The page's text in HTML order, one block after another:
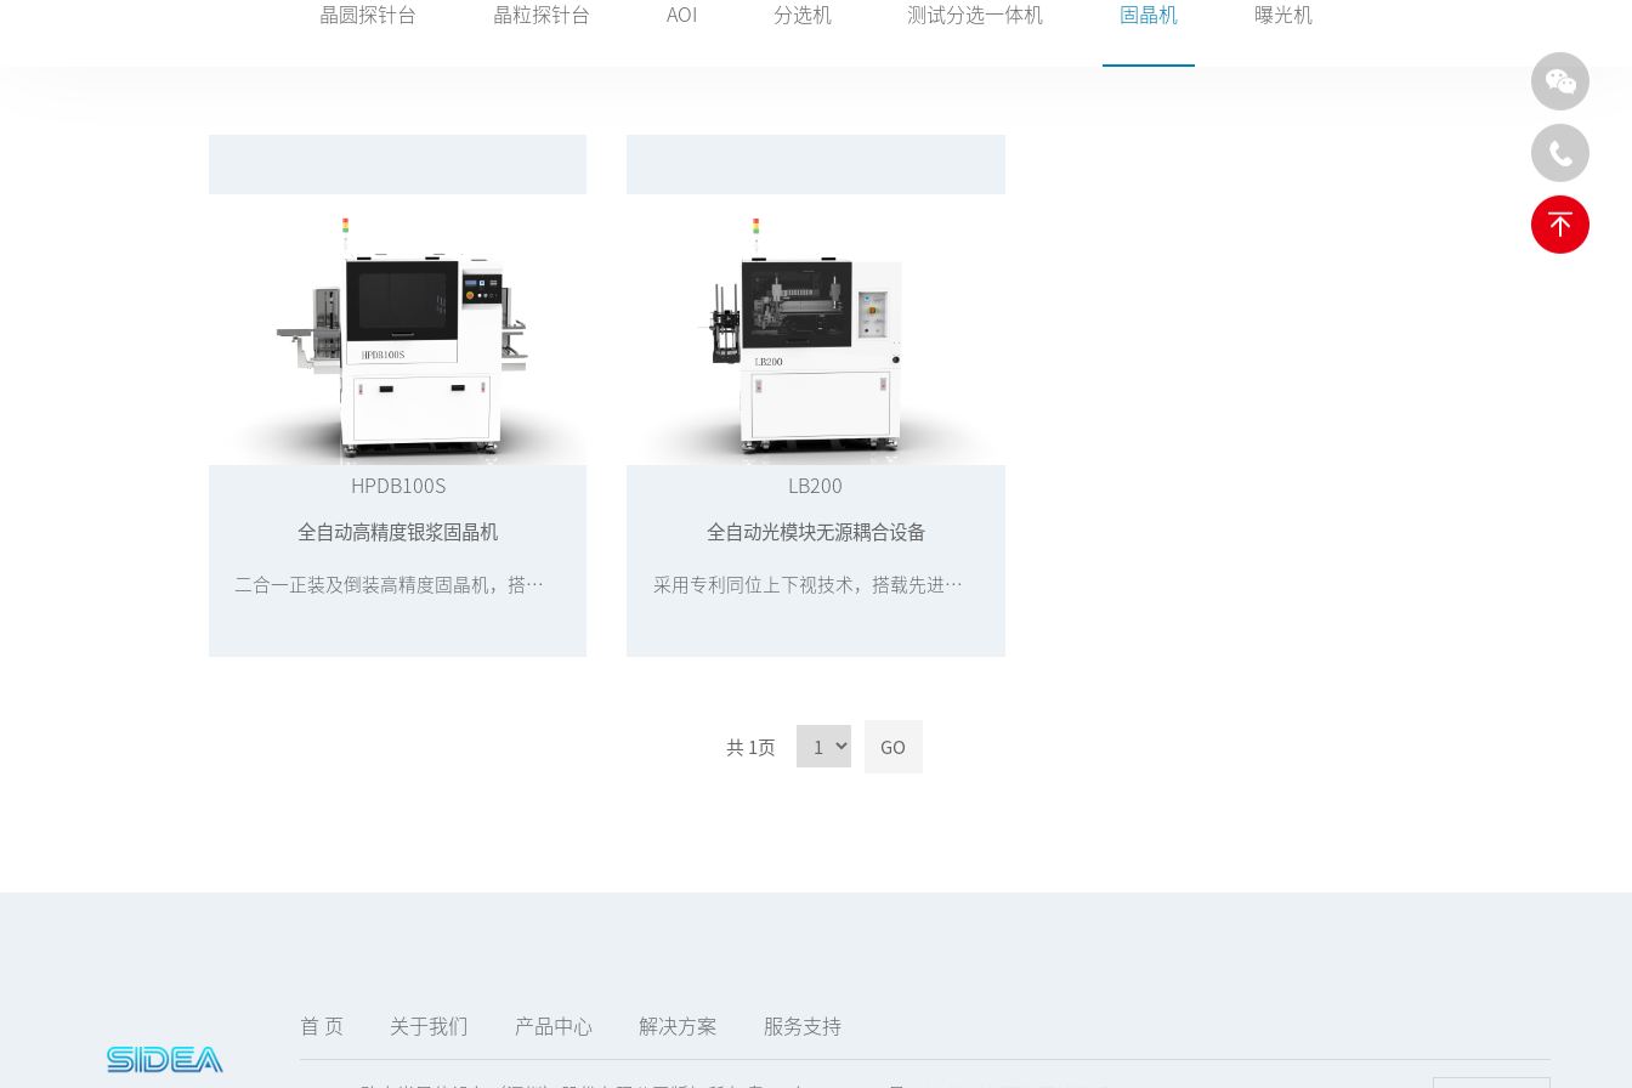
晶圆探针台 晶粒探针台 AOI 分选机 测试分选一体机 固晶机 曝光机
HPDB100S
全自动高精度银浆固晶机
二合一正装及倒装高精度固晶机，搭载先进的直线驱动方式，高精度视觉定位系统，3um高精度芯片贴装，全自动基板上下料，适用于10/25G/100G/400G光模块，激光雷达高精度银浆固晶工艺
LB200
全自动光模块无源耦合设备
采用专利同位上下视技术，搭载先进的直线驱动方式，高精度视觉定位系统，集成高精度透镜贴装&在线UV固化 ，适用于10/25G光模块，HDMI光电模组等透镜无源耦合工艺.
共 1页 GO
首 页 关于我们 产品中心 解决方案 服务支持